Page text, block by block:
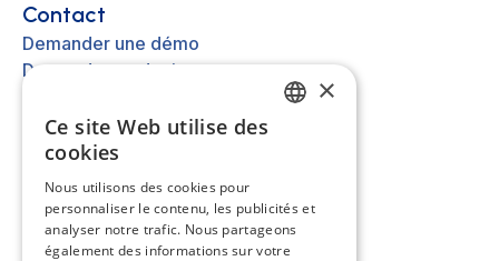
Contact
Demander une démo
Demander un devis
Autre
A propos
Mentions légales
Cookies
ES
×
Ce site Web utilise des
cookies
Nous utilisons des cookies pour
personnaliser le contenu, les publicités et
analyser notre trafic. Nous partageons
également des informations sur votre